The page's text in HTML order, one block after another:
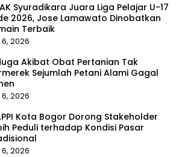
Syuradikara Juara Liga Pelajar U-17
2026, Jose Lamawato Dinobatkan
Terbaik
6, 2026
Akibat Obat Pertanian Tak
Sejumlah Petani Alami Gagal
6, 2026
Kota Bogor Dorong Stakeholder
Peduli terhadap Kondisi Pasar
6, 2026